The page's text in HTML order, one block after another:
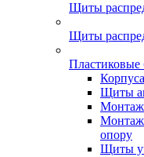
Щиты
Щиты
Пластиковые
Щиты
опору
Щиты